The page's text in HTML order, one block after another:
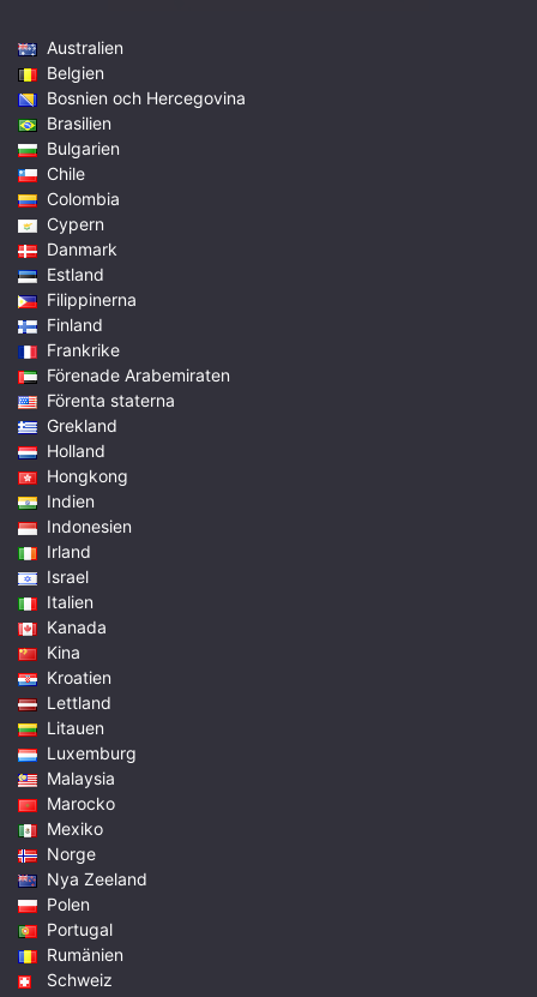
Australien
Belgien
Bosnien och Hercegovina
Brasilien
Bulgarien
Chile
Colombia
Cypern
Danmark
Estland
Filippinerna
Finland
Frankrike
Förenade Arabemiraten
Förenta staterna
Grekland
Holland
Hongkong
Indien
Indonesien
Irland
Israel
Italien
Kanada
Kina
Kroatien
Lettland
Litauen
Luxemburg
Malaysia
Marocko
Mexiko
Norge
Nya Zeeland
Polen
Portugal
Rumänien
Schweiz